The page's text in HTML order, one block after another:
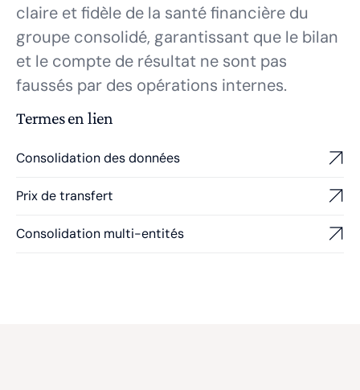
claire et fidèle de la santé financière du
groupe consolidé, garantissant que le bilan
et le compte de résultat ne sont pas
faussés par des opérations internes.
Termes en lien
Consolidation des données
Prix de transfert
Consolidation multi-entités